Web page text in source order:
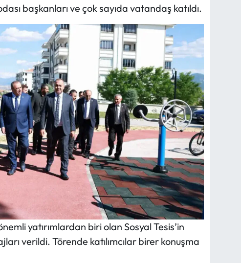
başkanları ve çok sayıda vatandaş katıldı.
yatırımlardan biri olan Sosyal Tesis’in
verildi. Törende katılımcılar birer konuşma